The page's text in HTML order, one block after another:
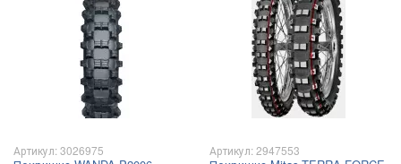
Артикул: 3026975 Артикул: 2947553